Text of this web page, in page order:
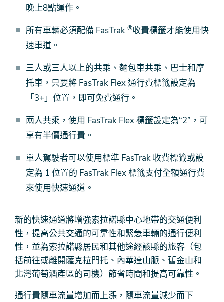
晚上8點運作。
所有車輛必須配備 FasTrak ®收費標籤才能使用快
速車道。
三人或三人以上的共乘、麵包車共乘、巴士和摩
托車，只要將 FasTrak Flex 通行費標籤設定為
「3+」位置，即可免費通行。
兩人共乘，使用 FasTrak Flex 標籤設定為“2”，可
享有半價通行費。
單人駕駛者可以使用標準 FasTrak 收費標籤或設
定為 1 位置的 FasTrak Flex 標籤支付全額通行費
來使用快速通道。
新的快速通道將增強索拉諾縣中心地帶的交通便利
性，提高公共交通的可靠性和緊急車輛的通行便利
性，並為索拉諾縣居民和其他途經該縣的旅客（包
括前往或離開薩克拉門托、內華達山脈、舊金山和
北灣葡萄酒產區的司機）節省時間和提高可靠性。
通行費隨車流量增加而上漲，隨車流量減少而下